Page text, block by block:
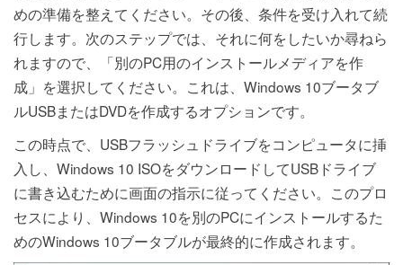
めの準備を整えてください。その後、条件を受け入れて続
行します。次のステップでは、それに何をしたいか尋ねら
れますので、「別のPC用のインストールメディアを作
成」を選択してください。これは、Windows 10ブータブ
ルUSBまたはDVDを作成するオプションです。
この時点で、USBフラッシュドライブをコンピュータに挿
入し、Windows 10 ISOをダウンロードしてUSBドライブ
に書き込むために画面の指示に従ってください。このプロ
セスにより、Windows 10を別のPCにインストールするた
めのWindows 10ブータブルが最終的に作成されます。